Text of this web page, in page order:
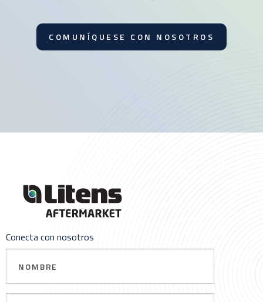
COMUNÍQUESE CON NOSOTROS
Conecta con nosotros